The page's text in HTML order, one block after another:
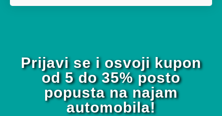
Prijavi se i osvoji kupon
od 5 do 35% posto
popusta na najam
automobila!